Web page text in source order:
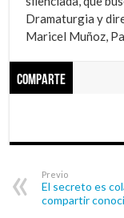
Dramaturgia y
Maricel Muñoz,
Comparte
Previo
El secreto es
compartir